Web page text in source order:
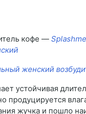
кофе —
женский
устойчивая
продуцируется
жучка и пошло